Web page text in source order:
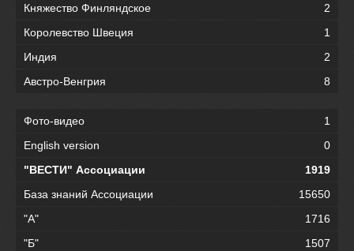
Княжество Финляндское
2
Королевство Швеция
1
Индия
2
Австро-Венгрия
8
Фото-видео
1
English version
0
"ВЕСТИ" Ассоциации
1919
База знаний Ассоциации
15650
"А"
1716
"Б"
1507